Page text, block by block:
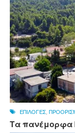
ΕΠΙΛΟΓΕΣ
Τα πανέμορφα